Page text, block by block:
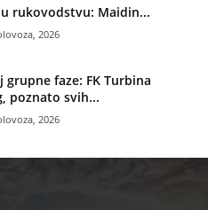
rukovodstvu: Maidin...
2026
grupne faze: FK Turbina
poznato svih...
2026